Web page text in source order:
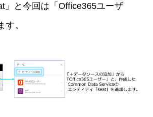
」と今回は「Office365ユーザ
す。